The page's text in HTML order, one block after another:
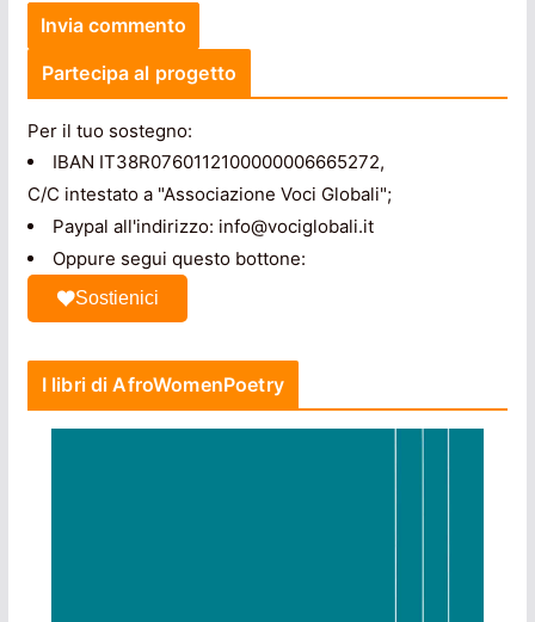
Partecipa al progetto
Per il tuo sostegno:
IBAN IT38R0760112100000006665272,
C/C intestato a "Associazione Voci Globali";
Paypal all'indirizzo: info@vociglobali.it
Oppure segui questo bottone:
Sostienici
I libri di AfroWomenPoetry